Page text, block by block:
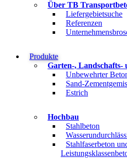
Über TB
Liefergebietsuche
Referenzen
Produkte
Garten-, Landschafts-
Unbewehrter
Sand-
Estrich
Hochbau
Stahlbeton
Stahlfaserbeton